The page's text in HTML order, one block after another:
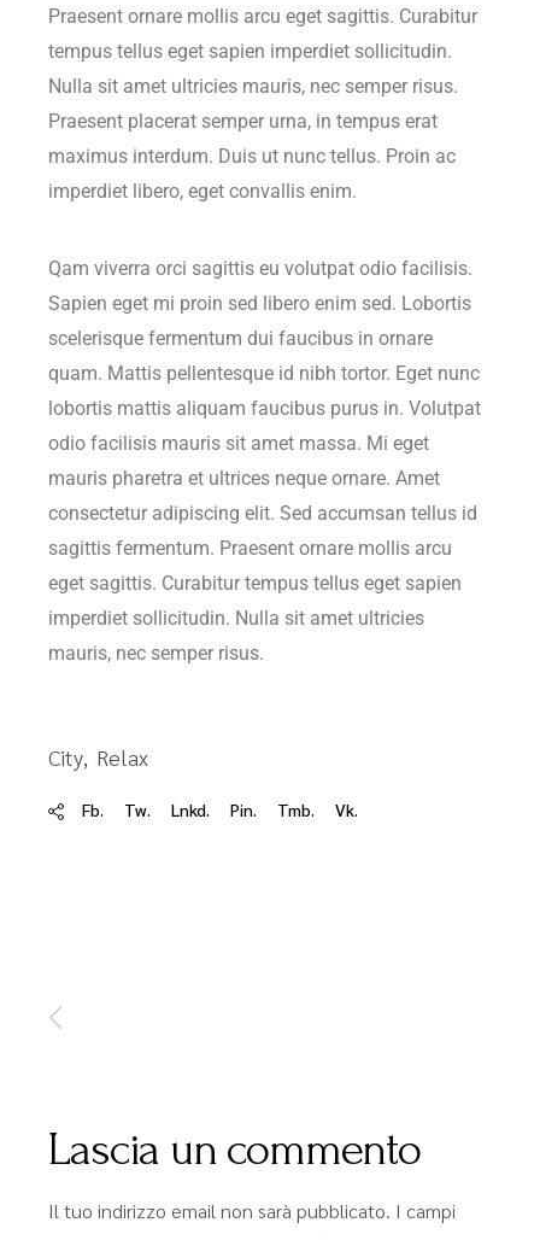
Praesent ornare mollis arcu eget sagittis. Curabitur
tempus tellus eget sapien imperdiet sollicitudin.
Nulla sit amet ultricies mauris, nec semper risus.
Praesent placerat semper urna, in tempus erat
maximus interdum. Duis ut nunc tellus. Proin ac
imperdiet libero, eget convallis enim.
Qam viverra orci sagittis eu volutpat odio facilisis.
Sapien eget mi proin sed libero enim sed. Lobortis
scelerisque fermentum dui faucibus in ornare
quam. Mattis pellentesque id nibh tortor. Eget nunc
lobortis mattis aliquam faucibus purus in. Volutpat
odio facilisis mauris sit amet massa. Mi eget
mauris pharetra et ultrices neque ornare. Amet
consectetur adipiscing elit. Sed accumsan tellus id
sagittis fermentum. Praesent ornare mollis arcu
eget sagittis. Curabitur tempus tellus eget sapien
imperdiet sollicitudin. Nulla sit amet ultricies
mauris, nec semper risus.
City Relax
Fb. Tw. Lnkd. Pin. Tmb. Vk.
Lascia un commento
Il tuo indirizzo email non sarà pubblicato. I campi